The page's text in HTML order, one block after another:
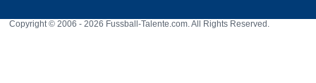
Copyright © 2006 - 2026 Fussball-Talente.com. All Rights Reserved.